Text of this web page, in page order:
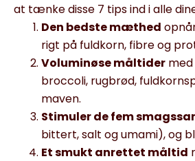
at tænke disse 7 tips ind i alle
Den bedste mæthed
rigt på fuldkorn, fibre og
Voluminøse måltider
broccoli, rugbrød,
maven.
Stimuler de fem
bittert, salt og umami), og
Et smukt anrettet måltid